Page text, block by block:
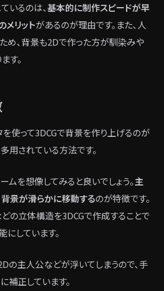
いるのは、基本的に制作スピードが早
メリットがあるのが理由です。また、人
め、背景も2Dで作った方が馴染みや
す。
使って3DCGで背景を作り上げるのが
用されている方法です。
ムを想像してみると良いでしょう。主
景が滑らかに移動するのが特徴です。
の立体構造を3DCGで作成することで
しています。
の主人公などが浮いてしまうので、手
補正しています。